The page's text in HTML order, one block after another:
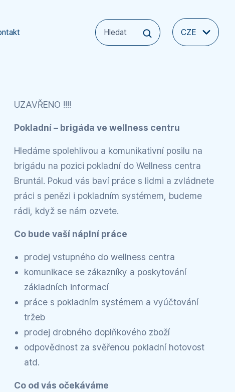
CZE
UZAVŘENO !!!!
Pokladní – brigáda ve wellness centru
Hledáme spolehlivou a komunikativní posilu na
brigádu na pozici pokladní do Wellness centra
Bruntál. Pokud vás baví práce s lidmi a zvládnete
práci s penězi i pokladním systémem, budeme
rádi, když se nám ozvete.
Co bude vaší náplní práce
prodej vstupného do wellness centra
komunikace se zákazníky a poskytování
základních informací
práce s pokladním systémem a vyúčtování
tržeb
prodej drobného doplňkového zboží
odpovědnost za svěřenou pokladní hotovost
atd.
Co od vás očekáváme